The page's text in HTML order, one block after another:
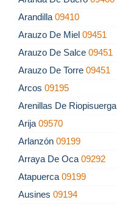
Arandilla 09410
Arauzo De Miel 09451
Arauzo De Salce 09451
Arauzo De Torre 09451
Arcos 09195
Arenillas De Riopisuerga
Arija 09570
Arlanzón 09199
Arraya De Oca 09292
Atapuerca 09199
Ausines 09194